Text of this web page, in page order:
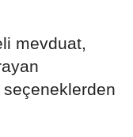
mevduat,
seçeneklerden